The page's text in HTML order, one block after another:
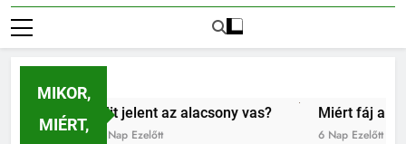
MIKOR,
MIÉRT,
Mit jelent az alacsony vas?
4 Nap Ezelőtt
Miért fáj a váll?